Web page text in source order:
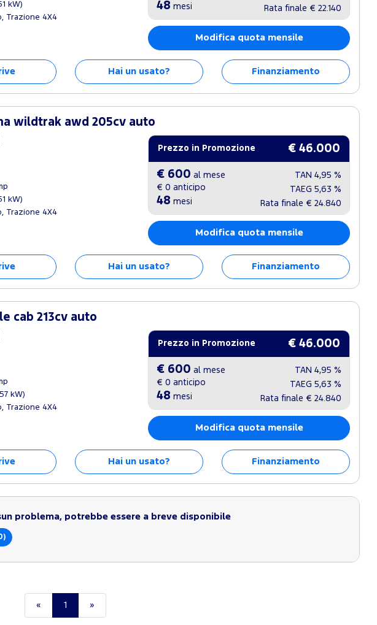
kW)
Trazione 4X4
48 mesi
Rata finale € 22.140
Modifica quota mensile
Hai un usato? Finanziamento
wildtrak awd 205cv auto
kW)
Trazione 4X4
Prezzo in Promozione € 46.000
€ 600 al mese
€ 0 anticipo
48 mesi
TAN 4,95 %
TAEG 5,63 %
Rata finale € 24.840
Modifica quota mensile
Hai un usato? Finanziamento
cab 213cv auto
kW)
Trazione 4X4
Prezzo in Promozione € 46.000
€ 600 al mese
€ 0 anticipo
48 mesi
TAN 4,95 %
TAEG 5,63 %
Rata finale € 24.840
Modifica quota mensile
Hai un usato? Finanziamento
problema, potrebbe essere a breve disponibile
« 1 »